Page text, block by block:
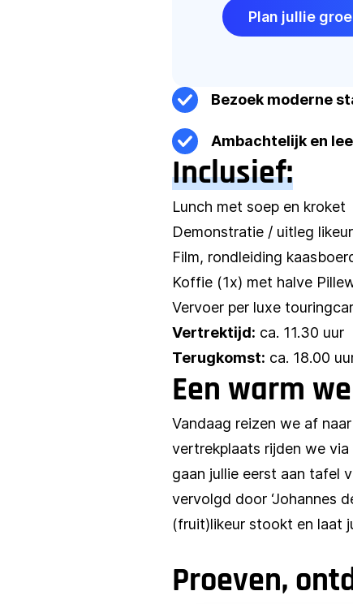
Plan jullie
Bezoek moderne
Ambachtelijk en
Inclusief:
Lunch met soep en kroket
Demonstratie / uitleg
Film, rondleiding
Koffie (1x) met halve
Vervoer per luxe touringcar
Vertrektijd: ca. 11.30 uur
Terugkomst: ca. 18.00
Een warm
Vandaag reizen we af
vertrekplaats rijden we via
gaan jullie eerst aan tafel
vervolgd door ‘Johannes
(fruit)likeur stookt en laat
Proeven,